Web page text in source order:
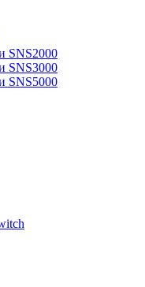
SNS2000
SNS3000
SNS5000